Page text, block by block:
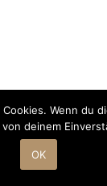
Wenn du
deinem
OK